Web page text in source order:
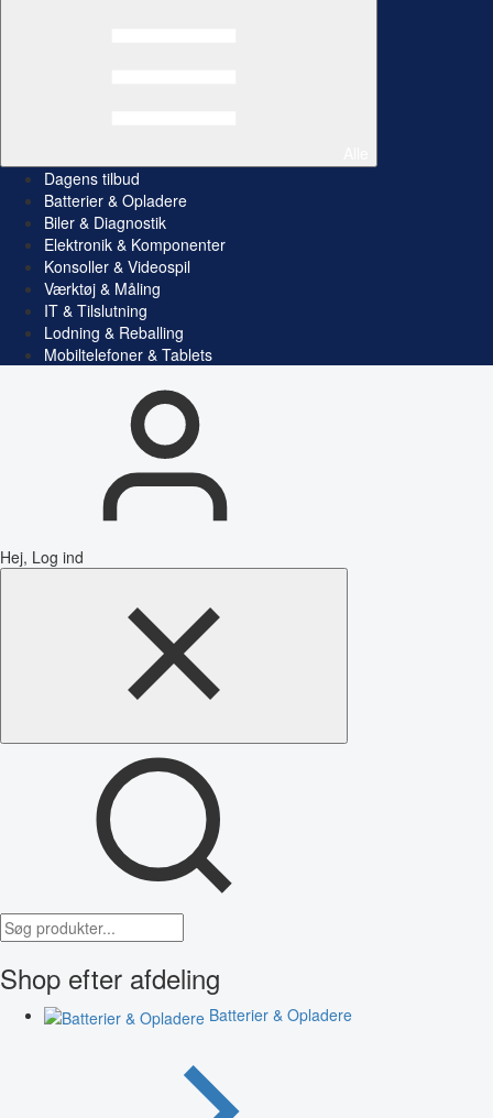
Dagens tilbud
Batterier & Opladere
Biler & Diagnostik
Elektronik & Komponenter
Konsoller & Videospil
Værktøj & Måling
IT & Tilslutning
Lodning & Reballing
Mobiltelefoner & Tablets
Hej, Log ind
Shop efter afdeling
Batterier & Opladere